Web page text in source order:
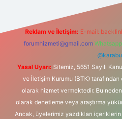
Reklam ve İletişim: E-mail:
forumhizmeti@gmail.com
Yasal Uyarı: Sitemiz, 5651 Sayılı
ve İletişim Kurumu (BTK) tarafından
olarak hizmet vermektedir. Bu
olarak denetleme veya araştırma
Ancak, üyelerimiz yazdıkları